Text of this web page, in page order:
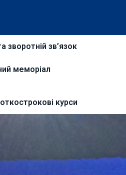
зворотній зв’язок
меморіал
курси